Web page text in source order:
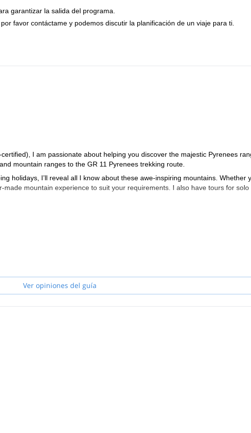
garantizar la salida del programa.
favor contáctame y podemos discutir la planificación de un viaje para ti.
I am passionate about helping you discover the majestic Pyrenees
mountain ranges to the GR 11 Pyrenees trekking route.
holidays, I’ll reveal all I know about these awe-inspiring mountains. Whether
mountain experience to suit your requirements. I also have tours for solo
Ver opiniones del guía